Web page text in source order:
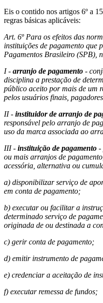
Eis o contido nos artigos 6º a
regras básicas aplicáveis:
Art. 6º Para os efeitos das
instituições de pagamento que
Pagamentos Brasileiro (SPB),
I - arranjo de pagamento -
disciplina a prestação de
público aceito por mais de um
pelos usuários finais,
II - instituidor de arranjo de
responsável pelo arranjo de
uso da marca associada ao
III - instituição de pagamento -
ou mais arranjos de
acessória, alternativa ou
a) disponibilizar serviço de
em conta de pagamento;
b) executar ou facilitar a
determinado serviço de
originada de ou destinada a
c) gerir conta de pagamento;
d) emitir instrumento de
e) credenciar a aceitação de
f) executar remessa de fundos;